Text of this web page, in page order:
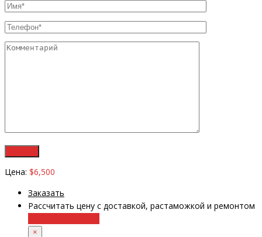
Цена: $6,500
Заказать
Рассчитать цену с доставкой, растаможкой и ремонтом
×